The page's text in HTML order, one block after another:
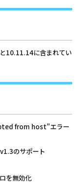
10.11.14に含まれてい
from host"エラー
のサポート
を無効化